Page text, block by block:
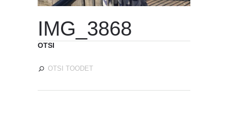
IMG_3868
OTSI